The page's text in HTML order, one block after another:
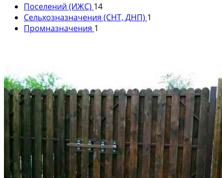
Поселений (ИЖС) 14
Сельхозназначения (СНТ, ДНП) 1
Промназначения 1